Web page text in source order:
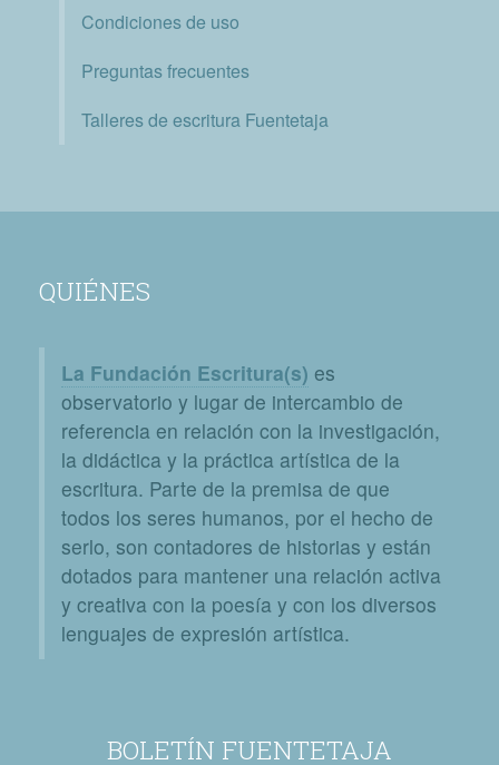
Condiciones de uso
Preguntas frecuentes
Talleres de escritura Fuentetaja
QUIÉNES
La Fundación Escritura(s) es
observatorio y lugar de intercambio de
referencia en relación con la investigación,
la didáctica y la práctica artística de la
escritura. Parte de la premisa de que
todos los seres humanos, por el hecho de
serlo, son contadores de historias y están
dotados para mantener una relación activa
y creativa con la poesía y con los diversos
lenguajes de expresión artística.
BOLETÍN FUENTETAJA